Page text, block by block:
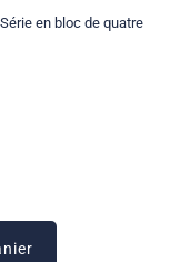
en bloc de quatre